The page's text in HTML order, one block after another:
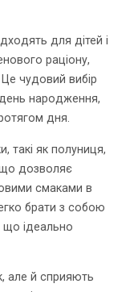
для дітей і
раціону,
чудовий вибір
народження,
дня.
такі як полуниця,
дозволяє
смаками в
брати з собою
що ідеально
але й сприяють